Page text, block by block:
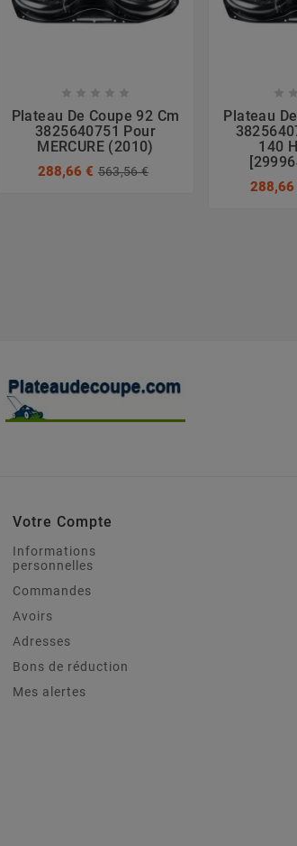
    
Plateau De Coupe 92 Cm
3825640751 Pour
MERCURE (2010)
288,66 € 563,56 €
 
Plateau
140
288,66
Votre Compte
Informations
personnelles
Commandes
Avoirs
Adresses
Bons de réduction
Mes alertes